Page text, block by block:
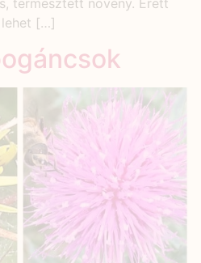
lehet […]